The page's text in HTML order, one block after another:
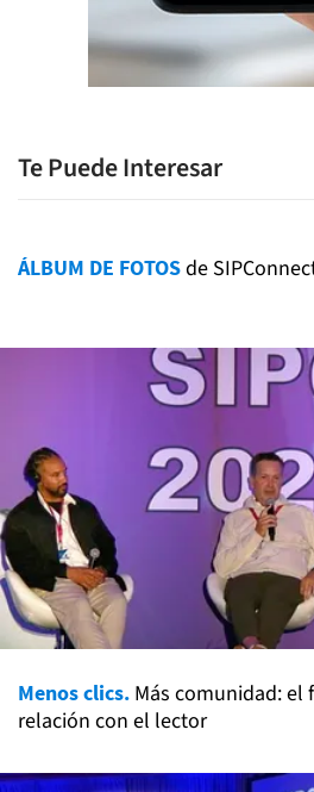
Te Puede Interesar
ÁLBUM DE FOTOSde
Menos clics. Más comunidad:
relación con el lector